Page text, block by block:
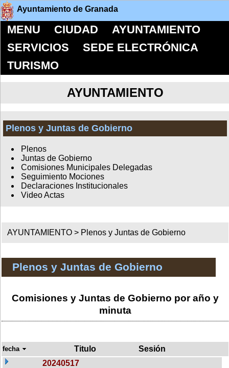
Ayuntamiento de Granada
MENU CIUDAD
AYUNTAMIENTO
SERVICIOS
SEDE ELECTRÓNICA
TURISMO
AYUNTAMIENTO
Plenos y Juntas de Gobierno
Plenos
Juntas de Gobierno
Comisiones Municipales Delegadas
Seguimiento Mociones
Declaraciones Institucionales
Video Actas
AYUNTAMIENTO > Plenos y Juntas de Gobierno
Plenos y Juntas de Gobierno
Comisiones y Juntas de Gobierno por año y
minuta
fecha Titulo
Sesión
20240517